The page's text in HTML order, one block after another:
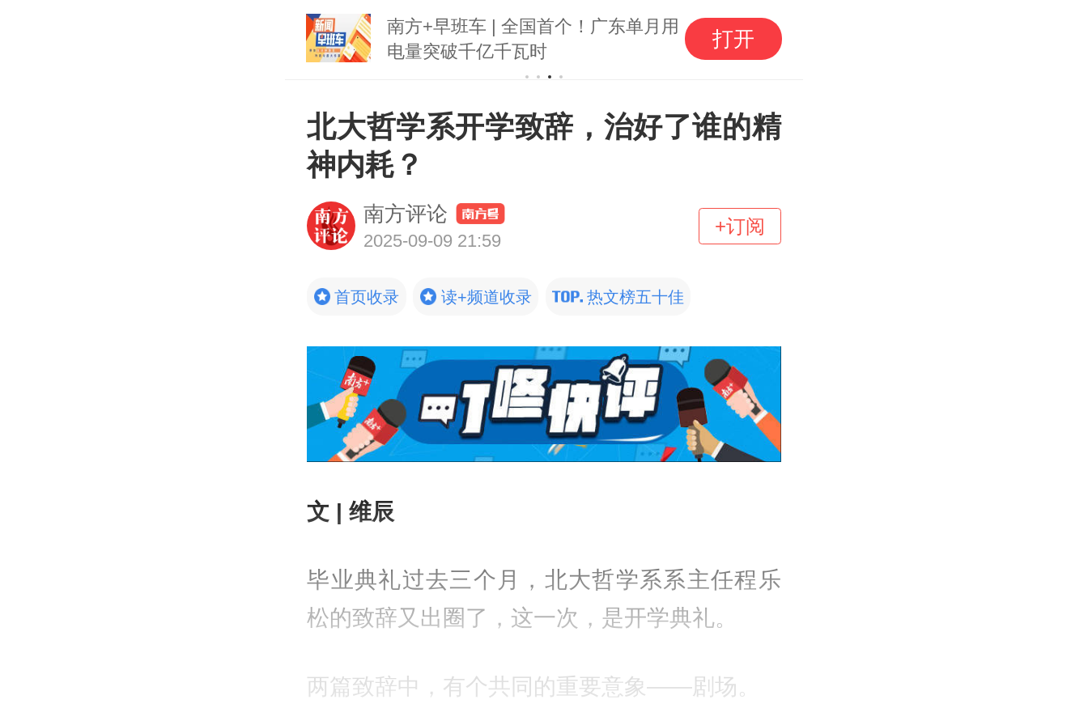
南方+早班车 | 全国首个！广东单月用
电量突破千亿千瓦时
打开
北大哲学系开学致辞，治好了谁的精
神内耗？
南方评论
2025-09-09 21:59
+订阅
首页收录 读+频道收录 热文榜五十佳
文 | 维辰
毕业典礼过去三个月，北大哲学系系主任程乐
松的致辞又出圈了，这一次，是开学典礼。
两篇致辞中，有个共同的重要意象——剧场。